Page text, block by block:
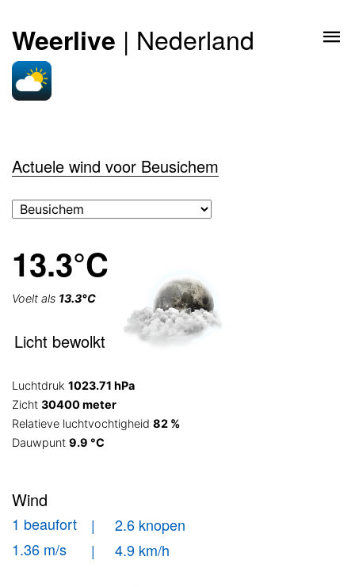
Weerlive | Nederland
Actuele wind voor Beusichem
13.3°C
Voelt als 13.3°C
Licht bewolkt
Luchtdruk 1023.71 hPa
Zicht 30400 meter
Relatieve luchtvochtigheid 82 %
Dauwpunt 9.9 °C
Wind
1 beaufort
| 2.6 knopen
1.36 m/s
| 4.9 km/h